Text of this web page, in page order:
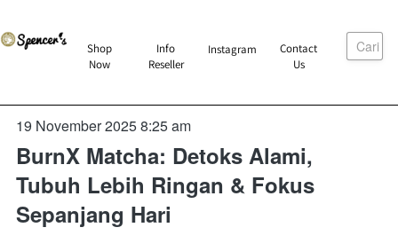
`
Shop
Now
` Info
Reseller
`Instagram `
Contact
Us
Cari
19 November 2025 8:25 am
BurnX Matcha: Detoks Alami,
Tubuh Lebih Ringan & Fokus
Sepanjang Hari